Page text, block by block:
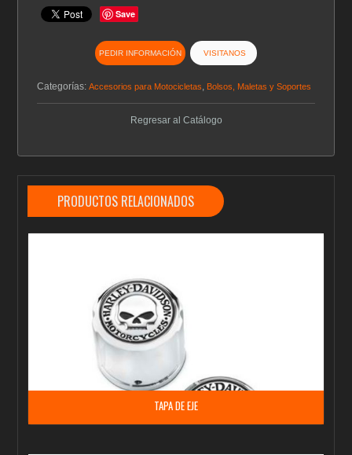
Save
PEDIR INFORMACIÓN VISITANOS
Categorías:Accesorios para Motocicletas, Bolsos, Maletas y Soportes
Regresar al Catálogo
PRODUCTOS RELACIONADOS
TAPA DE EJE